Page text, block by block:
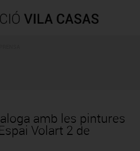
amb les pintures
Volart 2 de